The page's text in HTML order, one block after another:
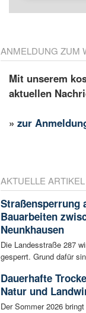
ANMELDUNG ZUM
Mit unserem
aktuellen
»zur
AKTUELLE
Straßensperrung
Bauarbeiten
Neunkhausen
Die Landesstraße 287
gesperrt. Grund dafür
Dauerhafte
Natur und
Der Sommer 2026